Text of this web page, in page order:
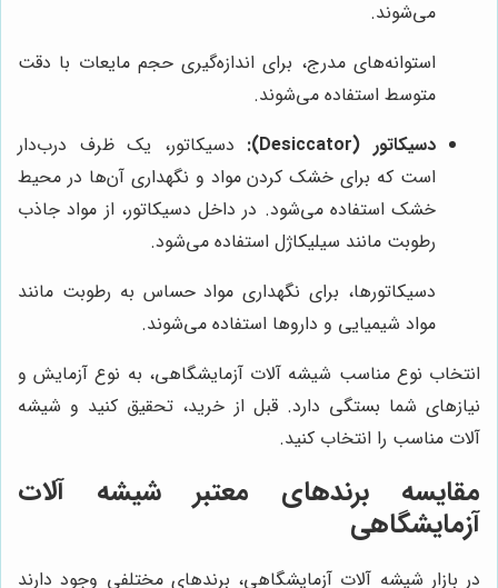
می‌شوند.
استوانه‌های مدرج، برای اندازه‌گیری حجم مایعات با دقت
متوسط استفاده می‌شوند.
دسیکاتور (Desiccator):
دسیکاتور، یک ظرف درب‌دار
است که برای خشک کردن مواد و نگهداری آن‌ها در محیط
خشک استفاده می‌شود. در داخل دسیکاتور، از مواد جاذب
رطوبت مانند سیلیکاژل استفاده می‌شود.
دسیکاتورها، برای نگهداری مواد حساس به رطوبت مانند
مواد شیمیایی و داروها استفاده می‌شوند.
انتخاب نوع مناسب شیشه آلات آزمایشگاهی، به نوع آزمایش و
نیازهای شما بستگی دارد. قبل از خرید، تحقیق کنید و شیشه
آلات مناسب را انتخاب کنید.
مقایسه برندهای معتبر شیشه آلات
آزمایشگاهی
در بازار شیشه آلات آزمایشگاهی، برندهای مختلفی وجود دارند